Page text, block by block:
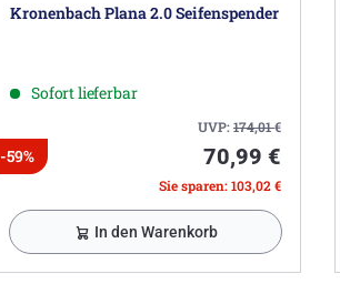
Kronenbach Plana 2.0 Seifenspender
Sofort lieferbar
UVP:174,01€
-59% 70,99 €
Sie sparen: 103,02 €
In den Warenkorb